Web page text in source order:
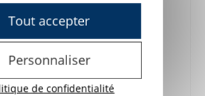
basse tension
Tout accepter
Personnaliser
de confidentialité